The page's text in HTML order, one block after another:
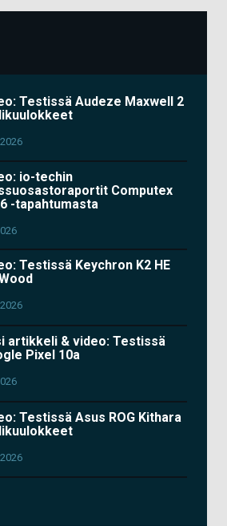
Testissä Audeze Maxwell 2
io-techin
Computex
-tapahtumasta
Testissä Keychron K2 HE
artikkeli & video: Testissä
Pixel 10a
Testissä Asus ROG Kithara